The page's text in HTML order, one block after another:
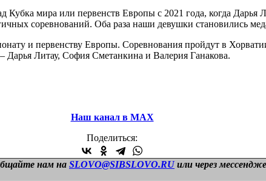
мира или первенств Европы с 2021 года, когда Дарья
соревнований. Оба раза наши девушки становились
и первенству Европы. Соревнования пройдут в
Дарья Литау, София Сметанкина и Валерия Ганакова.
Наш канал в МАХ
Поделиться:
нам на SLOVO@SIBSLOVO.RU или через